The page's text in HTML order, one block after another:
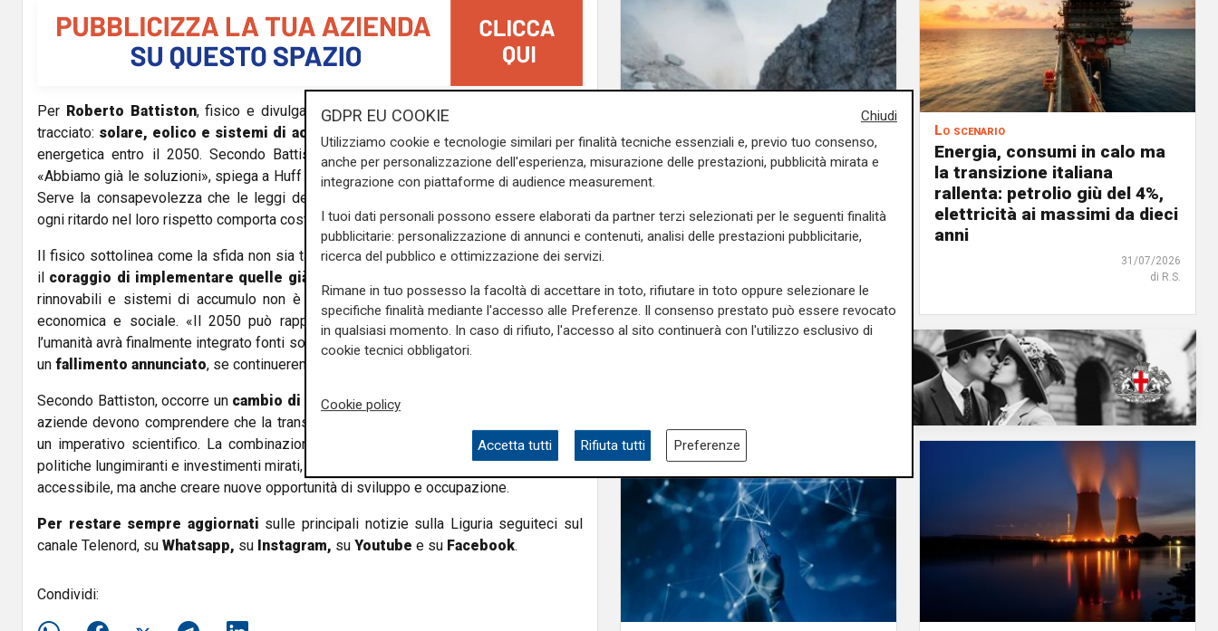
Per Roberto Battiston, fisico e divulgatore scientifico, il futuro dell’energia è già
tracciato: solare, eolico e sistemi di accumulosaranno al centro della transizione
energetica entro il 2050. Secondo Battiston, però, il problema non è più tecnico:
«Abbiamo già le soluzioni», spiega a Huff Post, «ma il vero nodo è politico e culturale.
Serve la consapevolezza che le leggi della fisica non si possono negoziare e che
ogni ritardo nel loro rispetto comporta costi concreti e crescenti».
Il fisico sottolinea come la sfida non sia tanto trovare nuove tecnologie, quanto avere
il coraggio di implementare quelle già disponibili
rinnovabili e sistemi di accumulo non è solo una questione ambientale, ma anche
economica e sociale. «Il 2050 può rappresentare un
punto di equilibrio
, in cui
l’umanità avrà finalmente integrato fonti sostenibili e ridotto l’impatto climatico, oppure
un fallimento annunciato, se continueremo a rimandare decisioni cruciali».
Secondo Battiston, occorre un cambio di mentalità collettivo
aziende devono comprendere che la transizione energetica non è più un’opzione, ma
un imperativo scientifico. La combinazione di solare, eolico e accumulo, insieme a
politiche lungimiranti e investimenti mirati, potrebbe non solo garantire energia pulita e
accessibile, ma anche creare nuove opportunità di sviluppo e occupazione.
Per restare sempre aggiornati sulle principali notizie sulla Liguria seguiteci sul
canale Telenord, su Whatsapp, su Instagram, su Youtube e su Facebook.
Condividi:
Dolomiti Energia investe nel
climate tech: ingresso in
Primo Climate per accelerare
la transizione energetica
02/08/2026
Lo scenario
Energia, consumi in calo ma
la transizione italiana
rallenta: petrolio giù del 4%,
elettricità ai massimi da dieci
anni
31/07/2026
di R.S.
Chiudi
GDPR EU COOKIE
Utilizziamo cookie e tecnologie similari per finalità tecniche essenziali e, previo tuo consenso,
anche per personalizzazione dell'esperienza, misurazione delle prestazioni, pubblicità mirata e
integrazione con piattaforme di audience measurement.
I tuoi dati personali possono essere elaborati da partner terzi selezionati per le seguenti finalità
pubblicitarie: personalizzazione di annunci e contenuti, analisi delle prestazioni pubblicitarie,
ricerca del pubblico e ottimizzazione dei servizi.
Rimane in tuo possesso la facoltà di accettare in toto, rifiutare in toto oppure selezionare le
specifiche finalità mediante l'accesso alle Preferenze. Il consenso prestato può essere revocato
in qualsiasi momento. In caso di rifiuto, l'accesso al sito continuerà con l'utilizzo esclusivo di
cookie tecnici obbligatori.
Cookie policy
Accetta tutti Rifiuta tutti Preferenze